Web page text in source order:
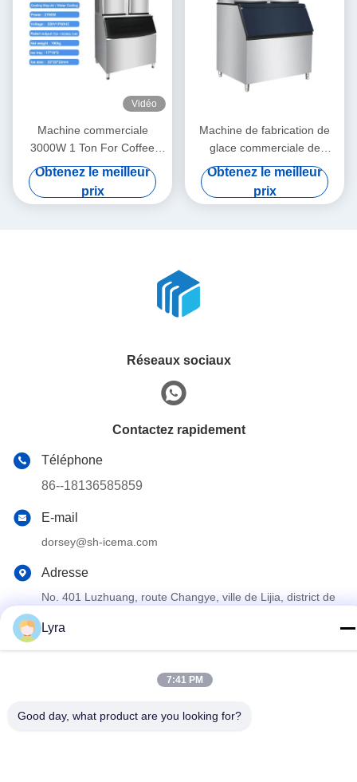
Vidéo
Machine commerciale
3000W 1 Ton For Coffee
Bar/restaurant/hôtels de
Obtenez le meilleur
prix
Machine de fabrication de
glace commerciale de
500KG 700KG 900KG
Obtenez le meilleur
prix
Réseaux sociaux
Contactez rapidement
Téléphone
86--18136585859
E-mail
dorsey@sh-icema.com
Adresse
No. 401 Luzhuang, route Changye, ville de Lijia, district de
Fournisseur. © de Copyright 2023-2026 Changzhou ETD Cold
Lyra
7:41 PM
Good day, what product are you looking for?